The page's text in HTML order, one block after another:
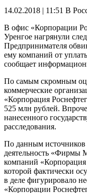
14.02.2018 | 11:51 В
В офис «Корпорации
Уренгое нагрянули
Предпринимателя
ему компаний от
сообщает
По самым скромным
коммерческие
«Корпорация
525 млн рублей.
нанесенного
расследования.
По данным источников
деятельность «Фирмы
компаний «Корпорация
которой фактически
в деле фигурировало
«Корпорации